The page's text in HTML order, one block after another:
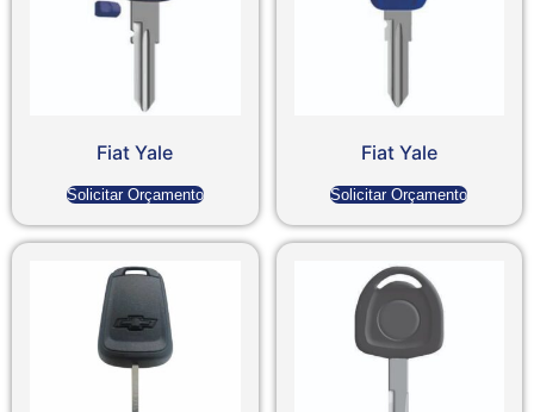
Fiat Yale
Solicitar Orçamento
Fiat Yale
Solicitar Orçamento